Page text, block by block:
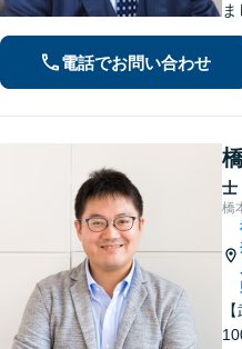
ご
電話でお問い合わせ
士
橋